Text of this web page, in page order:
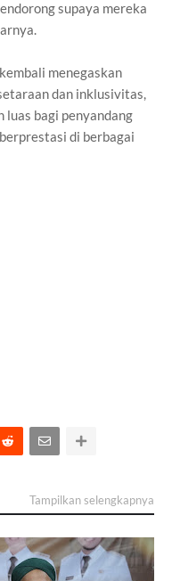
supaya mereka
menegaskan
dan inklusivitas,
luas bagi penyandang
di berbagai
Tampilkan selengkapnya